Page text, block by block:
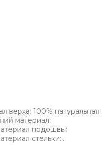
верха: 100% натуральная
материал:
подошвы:
стельки:…